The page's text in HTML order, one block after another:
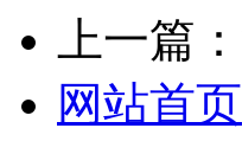
上一篇
网站首页